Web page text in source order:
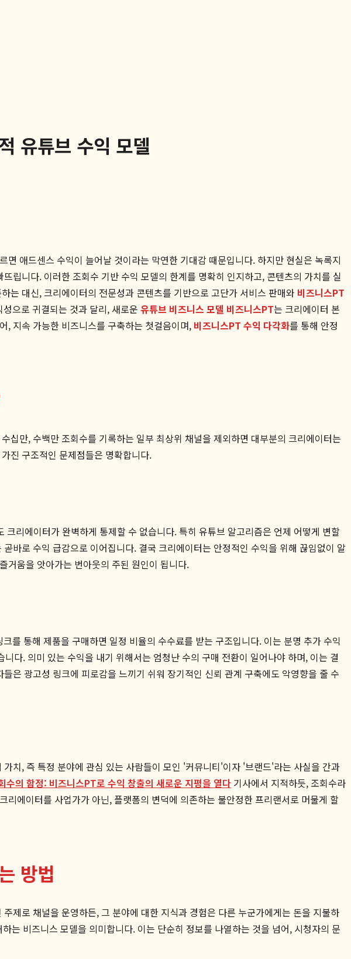
유튜브 수익 모델
애드센스 수익이 늘어날 것이라는 막연한 기대감 때문입니다. 하지만 현실은 녹록지
립니다. 이러한 조회수 기반 수익 모델의 한계를 명확히 인지하고, 콘텐츠의 가치를 실
대신, 크리에이터의 전문성과 콘텐츠를 기반으로 고단가 서비스 판매와 비즈니스PT
으로 귀결되는 것과 달리, 새로운 유튜브 비즈니스 모델 비즈니스PT는 크리에이터 본
, 지속 가능한 비즈니스를 구축하는 첫걸음이며, 비즈니스PT 수익 다각화를 통해 안정
만, 수백만 조회수를 기록하는 일부 최상위 채널을 제외하면 대부분의 크리에이터는
진 구조적인 문제점들은 명확합니다.
리에이터가 완벽하게 통제할 수 없습니다. 특히 유튜브 알고리즘은 언제 어떻게 변할
바로 수익 급감으로 이어집니다. 결국 크리에이터는 안정적인 수익을 위해 끊임없이 알
거움을 앗아가는 번아웃의 주된 원인이 됩니다.
를 통해 제품을 구매하면 일정 비율의 수수료를 받는 구조입니다. 이는 분명 추가 수익
다. 의미 있는 수익을 내기 위해서는 엄청난 수의 구매 전환이 일어나야 하며, 이는 결
은 광고성 링크에 피로감을 느끼기 쉬워 장기적인 신뢰 관계 구축에도 악영향을 줄 수
치, 즉 특정 분야에 관심 있는 사람들이 모인 '커뮤니티'이자 '브랜드'라는 사실을 간과
수의 함정: 비즈니스PT로 수익 창출의 새로운 지평을 열다 기사에서 지적하듯, 조회수라
에이터를 사업가가 아닌, 플랫폼의 변덕에 의존하는 불안정한 프리랜서로 머물게 할
방법
제로 채널을 운영하든, 그 분야에 대한 지식과 경험은 다른 누군가에게는 돈을 지불하
는 비즈니스 모델을 의미합니다. 이는 단순히 정보를 나열하는 것을 넘어, 시청자의 문